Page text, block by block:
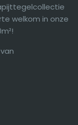
welkom in onze